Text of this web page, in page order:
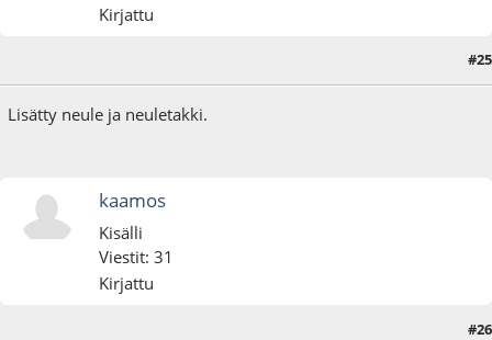
Kirjattu
#25
Lisätty neule ja neuletakki.
kaamos
Kisälli
Viestit: 31
Kirjattu
#26